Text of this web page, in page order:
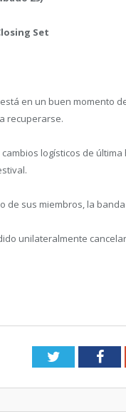
Set
en un buen momento
recuperarse.
cambios logísticos de
de sus miembros, la
unilateralmente
Twitter